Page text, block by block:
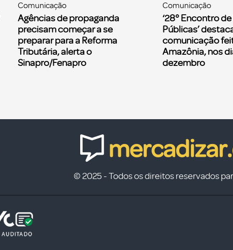
Comunicação
Agências de propaganda
precisam começar a se
preparar para a Reforma
Tributária, alerta o
Sinapro/Fenapro
Comunicação
‘28° Encontro
Públicas’
comunicação
Amazônia, nos
dezembro
© 2025 - Todos os direitos reservados